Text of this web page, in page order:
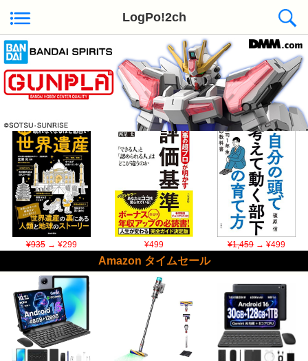
LogPo!2ch
Kindle日替わりセール ◆本日50冊が対象
¥935→ ¥299 ¥499 ¥1,459→ ¥499
Amazon タイムセール